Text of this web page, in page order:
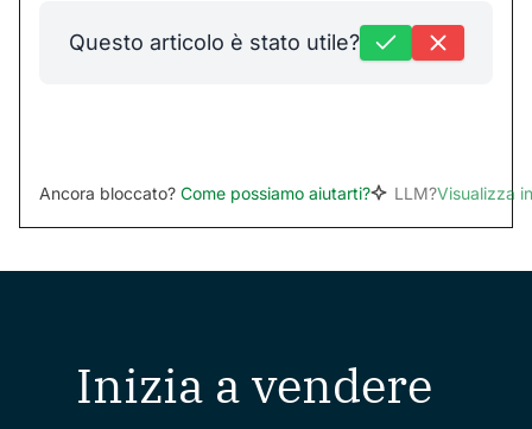
Questo articolo è stato utile?
Ancora bloccato? Come possiamo aiutarti? LLM?Visualizza
Inizia a vendere